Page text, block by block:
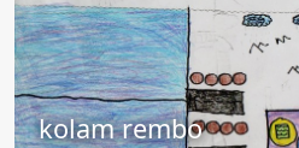
kolam rembo